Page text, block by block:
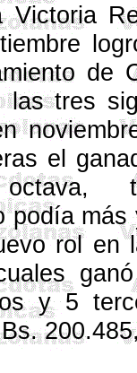
Victoria
de
tres
el
octava,
podía
rol en
y 5